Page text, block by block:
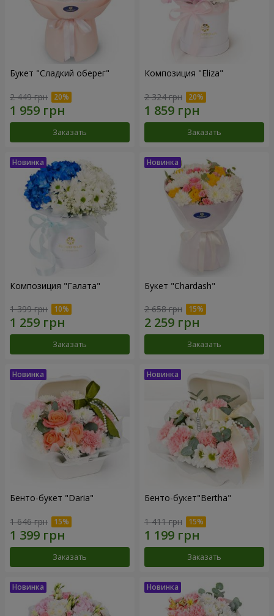
Букет "Сладкий оберег"
2 449 грн
Заказать
Композиция "Eliza"
2 324 грн
Заказать
Композиция "Галата"
1 399 грн
Заказать
Букет "Chardash"
2 658 грн
Заказать
Бенто-букет "Daria"
1 646 грн
Заказать
Бенто-букет"Bertha"
1 411 грн
Заказать